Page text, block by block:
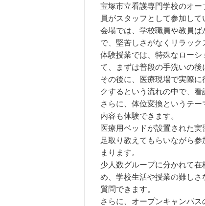
宝塚市立看護専門学校のオ
員がスタッフとして参加して
会場では、学校職員や教員
で、堅苦しさがなくリラック
体験授業では、特殊なロー
て、まずは普段の手洗いの後
その後に、医療現場で実際
クするという流れの中で、看
さらに、体位変換というテ
内容も体験できます。
医療用ベッドが設置された
足取り教えてもらいながら
まります。
少人数グループに分かれて
め、学校生活や授業の難し
質問できます。
さらに、オープンキャンパ